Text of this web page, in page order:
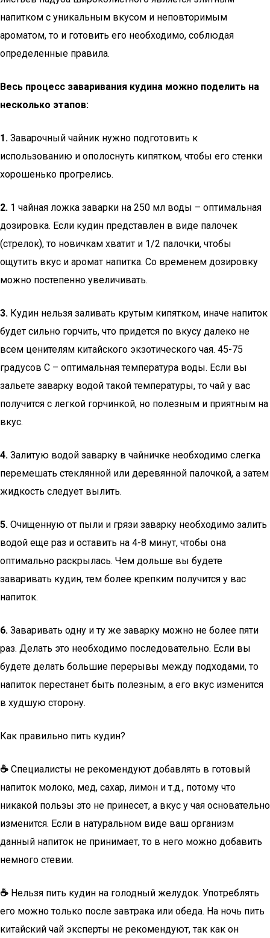
напитком с уникальным вкусом и неповторимым
ароматом, то и готовить его необходимо, соблюдая
определенные правила.
Весь процесс заваривания кудина можно поделить на
несколько этапов:
1. Заварочный чайник нужно подготовить к
использованию и ополоснуть кипятком, чтобы его стенки
хорошенько прогрелись.
2. 1 чайная ложка заварки на 250 мл воды – оптимальная
дозировка. Если кудин представлен в виде палочек
(стрелок), то новичкам хватит и 1/2 палочки, чтобы
ощутить вкус и аромат напитка. Со временем дозировку
можно постепенно увеличивать.
3. Кудин нельзя заливать крутым кипятком, иначе напиток
будет сильно горчить, что придется по вкусу далеко не
всем ценителям китайского экзотического чая. 45-75
градусов С – оптимальная температура воды. Если вы
зальете заварку водой такой температуры, то чай у вас
получится с легкой горчинкой, но полезным и приятным на
вкус.
4. Залитую водой заварку в чайничке необходимо слегка
перемешать стеклянной или деревянной палочкой, а затем
жидкость следует вылить.
5. Очищенную от пыли и грязи заварку необходимо залить
водой еще раз и оставить на 4-8 минут, чтобы она
оптимально раскрылась. Чем дольше вы будете
заваривать кудин, тем более крепким получится у вас
напиток.
6. Заваривать одну и ту же заварку можно не более пяти
раз. Делать это необходимо последовательно. Если вы
будете делать большие перерывы между подходами, то
напиток перестанет быть полезным, а его вкус изменится
в худшую сторону.
Как правильно пить кудин?
☕ Специалисты не рекомендуют добавлять в готовый
напиток молоко, мед, сахар, лимон и т.д., потому что
никакой пользы это не принесет, а вкус у чая основательно
изменится. Если в натуральном виде ваш организм
данный напиток не принимает, то в него можно добавить
немного стевии.
☕ Нельзя пить кудин на голодный желудок. Употреблять
его можно только после завтрака или обеда. На ночь пить
китайский чай эксперты не рекомендуют, так как он